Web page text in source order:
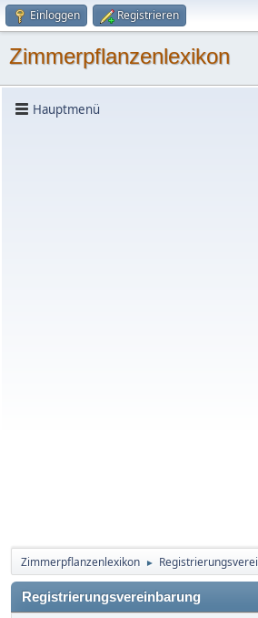
Einloggen Registrieren
Zimmerpflanzenlexikon
Hauptmenü
Zimmerpflanzenlexikon ►
Registrierungsvereinbarung